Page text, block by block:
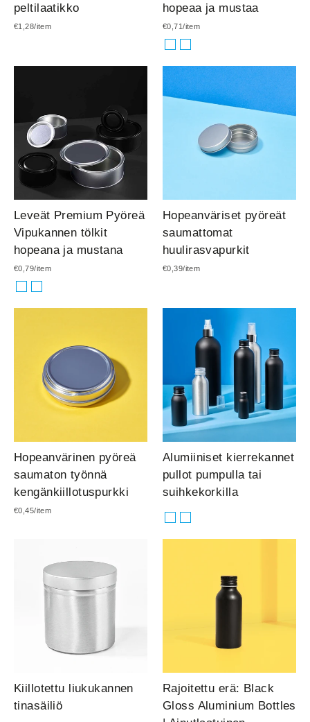
peltilaatikko
€1,28/item
hopeaa ja mustaa
€0,71/item
Leveät Premium Pyöreä
Vipukannen tölkit
hopeana ja mustana
€0,79/item
Hopeanväriset pyöreät
saumattomat
huulirasvapurkit
€0,39/item
Hopeanvärinen pyöreä
saumaton työnnä
kengänkiillotuspurkki
€0,45/item
Alumiiniset kierrekannet
pullot pumpulla tai
suihkekorkilla
Normaalihinta
Myyntihinta
Kiillotettu liukukannen
tinasäiliö
Rajoitettu erä: Black
Gloss Aluminium Bottles